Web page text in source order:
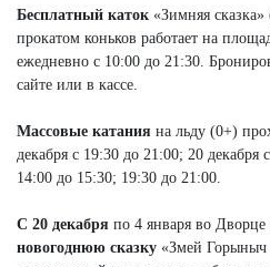
Бесплатный каток «Зимняя
прокатом коньков работает на
ежедневно с 10:00 до 21:30.
сайте или в кассе.
Массовые катания на льду (0+)
декабря с 19:30 до 21:00; 20 декабря
14:00 до 15:30; 19:30 до 21:00.
С 20 декабря по 4 января во Дворце
новогоднюю сказку «Змей